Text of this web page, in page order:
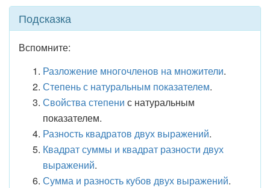
Подсказка
Вспомните:
Разложение многочленов на множители.
Степень с натуральным показателем.
Свойства степени с натуральным
показателем.
Разность квадратов двух выражений.
Квадрат суммы и квадрат разности двух
выражений.
Сумма и разность кубов двух выражений.